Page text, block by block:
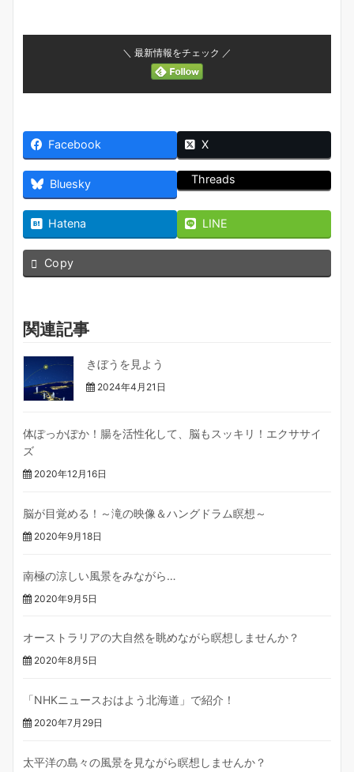
＼ 最新情報をチェック ／
Facebook X
Bluesky Threads
Hatena LINE
Copy
関連記事
きぼうを見よう
2024年4月21日
体ぽっかぽか！腸を活性化して、脳もスッキリ！エクササイ
ズ
2020年12月16日
脳が目覚める！～滝の映像＆ハングドラム瞑想～
2020年9月18日
南極の涼しい風景をみながら…
2020年9月5日
オーストラリアの大自然を眺めながら瞑想しませんか？
2020年8月5日
「NHKニュースおはよう北海道」で紹介！
2020年7月29日
太平洋の島々の風景を見ながら瞑想しませんか？